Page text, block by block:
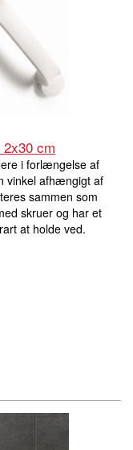
cm
i forlængelse af
vinkel afhængigt af
sammen som
skruer og har et
at holde ved.